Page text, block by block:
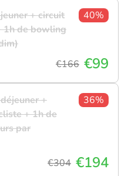
+ circuit
1h de bowling
40%
€166 €99
+
+ 1h de
par
36%
€304 €194